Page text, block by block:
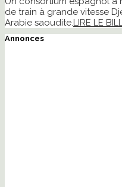
de train à grande vitesse
Arabie saoudite. LIRE LE
Annonces